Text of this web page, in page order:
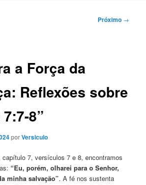
Próximo →
a Força da
Reflexões sobre
8”
porVersiculo
capítulo 7, versículos 7 e 8, encontramos
“Eu, porém,olharei para o Senhor,
minha salvação”. A fé nos sustenta